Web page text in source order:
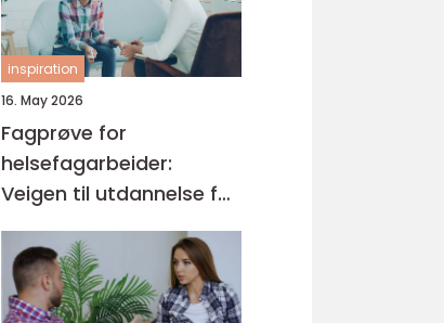
inspiration
16. May 2026
Fagprøve for
helsefagarbeider:
Veigen til utdannelse for
helsefagarbeider